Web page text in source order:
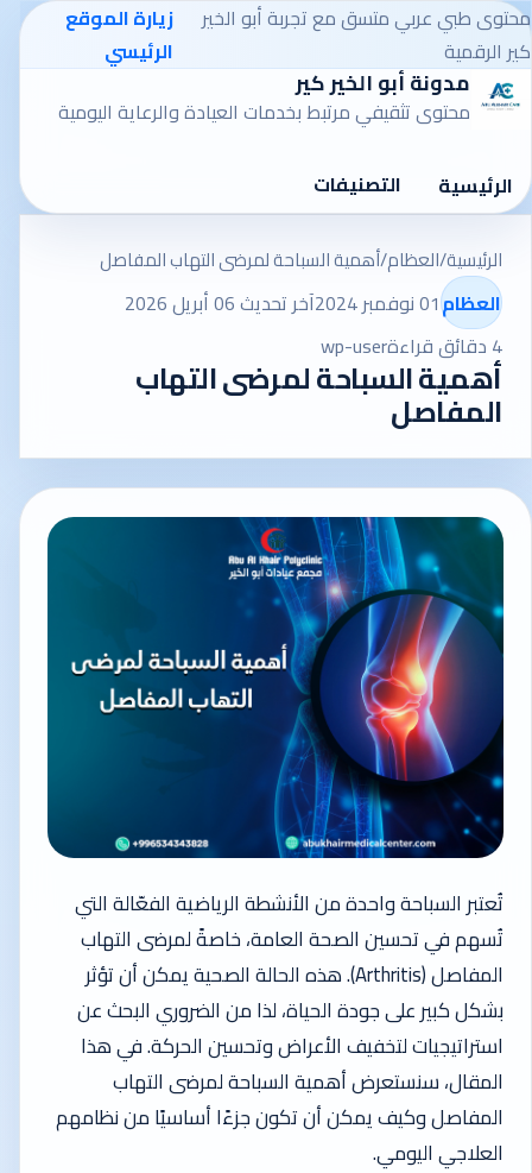
محتوى طبي عربي متسق مع تجربة أبو الخير
كير الرقمية
زيارة الموقع
الرئيسي
مدونة أبو الخير كير
محتوى تثقيفي مرتبط بخدمات العيادة والرعاية اليومية
الرئيسية التصنيفات
الرئيسية/العظام/أهمية السباحة لمرضى التهاب المفاصل
العظام01 نوفمبر 2024
آخر تحديث 06 أبريل 2026
4 دقائق قراءة
wp-user
أهمية السباحة لمرضى التهاب
المفاصل
تُعتبر السباحة واحدة من الأنشطة الرياضية الفعّالة التي
تُسهم في تحسين الصحة العامة، خاصةً لمرضى التهاب
المفاصل (Arthritis). هذه الحالة الصحية يمكن أن تؤثر
بشكل كبير على جودة الحياة، لذا من الضروري البحث عن
استراتيجيات لتخفيف الأعراض وتحسين الحركة. في هذا
المقال، سنستعرض أهمية السباحة لمرضى التهاب
المفاصل وكيف يمكن أن تكون جزءًا أساسيًا من نظامهم
العلاجي اليومي.